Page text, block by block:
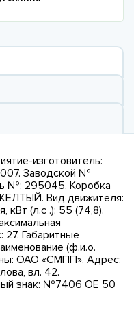
изготовитель:
Заводской №
№: 295045. Коробка
Вид движителя:
(л.с .): 55 (74,8).
27. Габаритные
(ф.и.о.
ОАО «СМПП». Адрес:
вл. 42.
знак: №7406 ОЕ 50